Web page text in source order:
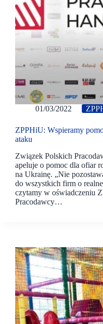
01/03/2022
ZPPHiU: Wspieramy
ataku
Związek Polskich
apeluje o pomoc dla ofiar
na Ukrainę. „Nie
do wszystkich firm o
czytamy w oświadczeniu
Pracodawcy…